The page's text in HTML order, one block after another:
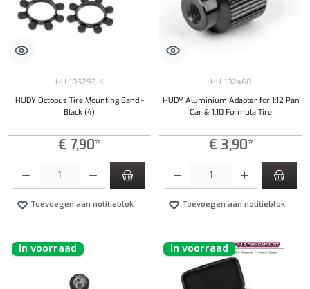
HU-105252-K
HUDY Octopus Tire Mounting Band -
Black (4)
€ 7,90*
Toevoegen aan notitieblok
HU-102460
HUDY Aluminium Adapter for 1:12 Pan
Car & 1:10 Formula Tire
€ 3,90*
Toevoegen aan notitieblok
In voorraad In voorraad